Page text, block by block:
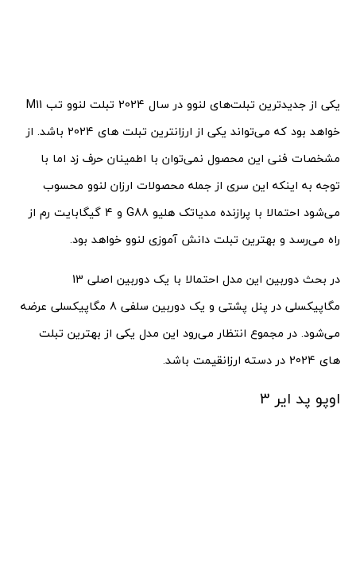
یکی از جدیدترین تبلت‌های لنوو در سال 2024 تبلت لنوو تب M11
خواهد بود که می‌تواند یکی از ارزانترین تبلت های 2024 باشد. از
مشخصات فنی این محصول نمی‌توان با اطمینان حرف زد اما با
توجه به اینکه این سری از جمله محصولات ارزان لنوو محسوب
می‌شود احتمالا با پرازنده مدیاتک هلیو G88 و 4 گیگابایت رم از
راه می‌رسد و بهترین تبلت دانش آموزی لنوو خواهد بود.
در بحث دوربین این مدل احتمالا با یک دوربین اصلی 13
مگاپیکسلی در پنل پشتی و یک دوربین سلفی 8 مگاپیکسلی عرضه
می‌شود. در مجموع انتظار می‌رود این مدل یکی از بهترین تبلت
های 2024 در دسته ارزانقیمت باشد.
اوپو پد ایر 3